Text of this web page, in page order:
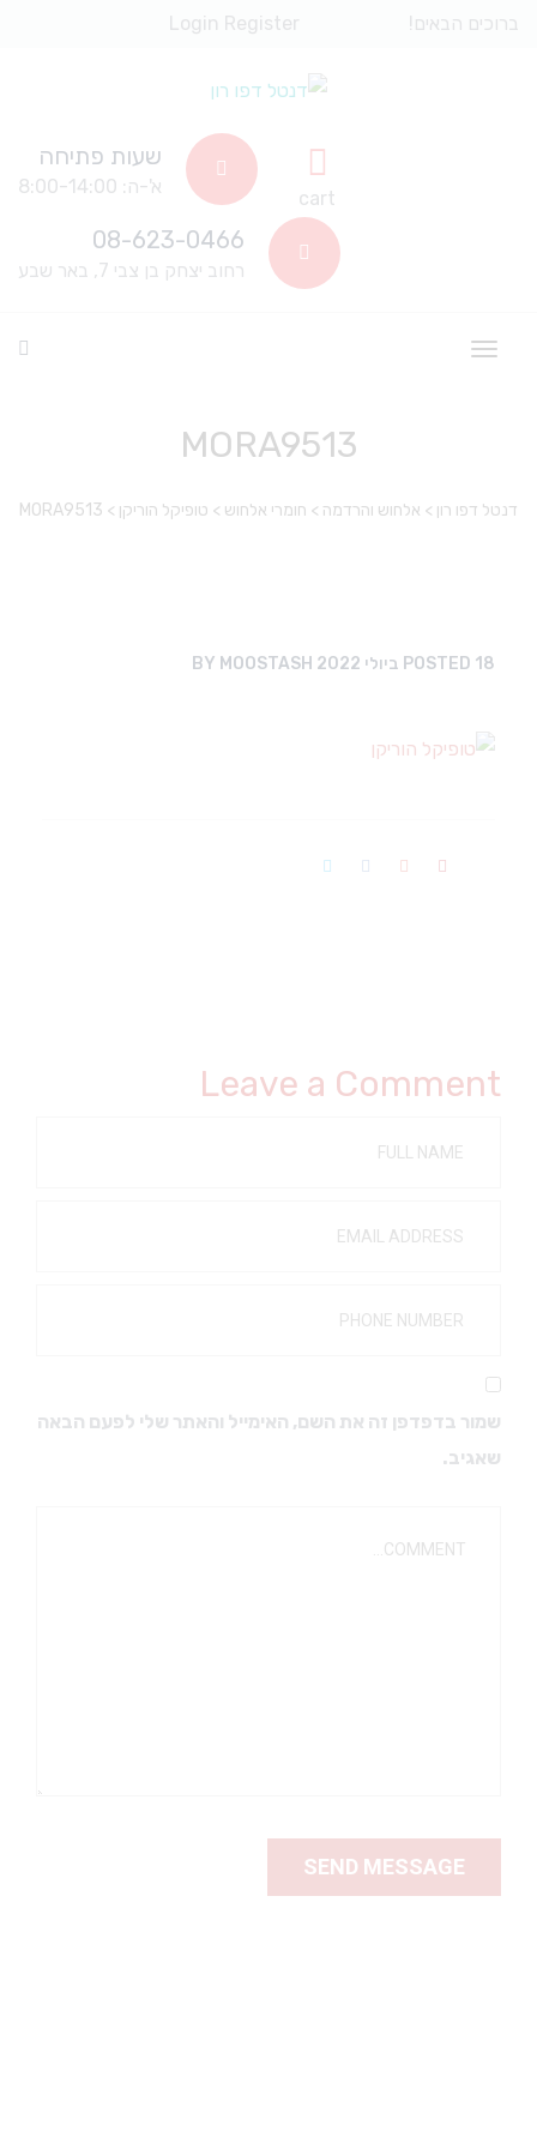
ברוכים הבאים! Login Register
cart
שעות פתיחה
א'-ה: 8:00-14:00
08-623-0466
רחוב יצחק בן צבי 7, באר שבע
MORA9513
דנטל דפו רון > אלחוש והרדמה > חומרי אלחוש > טופיקל הוריקן >
MORA9513
POSTED 18 ביולי 2022 BY MOOSTASH
Leave a Comment
שמור בדפדפן זה את השם, האימייל והאתר שלי לפעם הבאה
שאגיב.